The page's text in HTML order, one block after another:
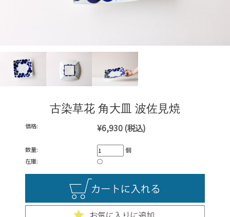
古染草花 角大皿 波佐見焼
価格: ¥6,930(税込)
数量:
個
在庫:
○